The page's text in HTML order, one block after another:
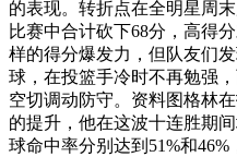
的表现。转折点在全明星周
比赛中合计砍下68分，高得
样的得分爆发力，但队友们
球，在投篮手冷时不再勉强
空切调动防守。资料图格林
的提升，他在这波十连胜期
球命中率分别达到51%和